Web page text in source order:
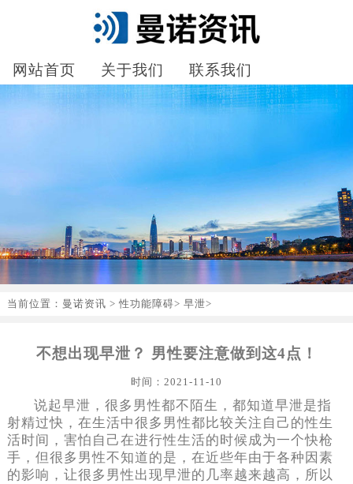
网站首页 关于我们 联系我们
当前位置： 曼诺资讯 > 性功能障碍> 早泄>
不想出现早泄？ 男性要注意做到这4点！
时间：2021-11-10
说起早泄，很多男性都不陌生，都知道早泄是指
射精过快，在生活中很多男性都比较关注自己的性生
活时间，害怕自己在进行性生活的时候成为一个快枪
手，但很多男性不知道的是，在近些年由于各种因素
的影响，让很多男性出现早泄的几率越来越高，所以